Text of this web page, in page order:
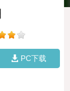
PC下载